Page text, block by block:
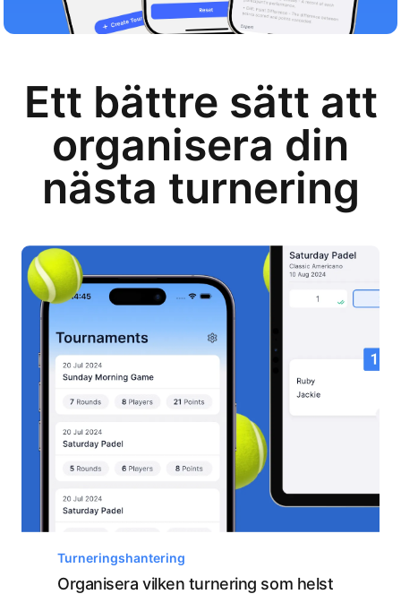
Ett bättre sätt att
organisera din
nästa turnering
Turneringshantering
Organisera vilken turnering som helst